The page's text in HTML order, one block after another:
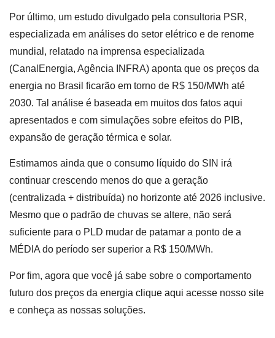
Por último, um estudo divulgado pela consultoria PSR,
especializada em análises do setor elétrico e de renome
mundial, relatado na imprensa especializada
(CanalEnergia, Agência INFRA) aponta que os preços da
energia no Brasil ficarão em torno de R$ 150/MWh até
2030. Tal análise é baseada em muitos dos fatos aqui
apresentados e com simulações sobre efeitos do PIB,
expansão de geração térmica e solar.
Estimamos ainda que o consumo líquido do SIN irá
continuar crescendo menos do que a geração
(centralizada + distribuída) no horizonte até 2026 inclusive.
Mesmo que o padrão de chuvas se altere, não será
suficiente para o PLD mudar de patamar a ponto de a
MÉDIA do período ser superior a R$ 150/MWh.
Por fim, agora que você já sabe sobre o comportamento
futuro dos preços da energia clique aqui acesse nosso site
e conheça as nossas soluções.